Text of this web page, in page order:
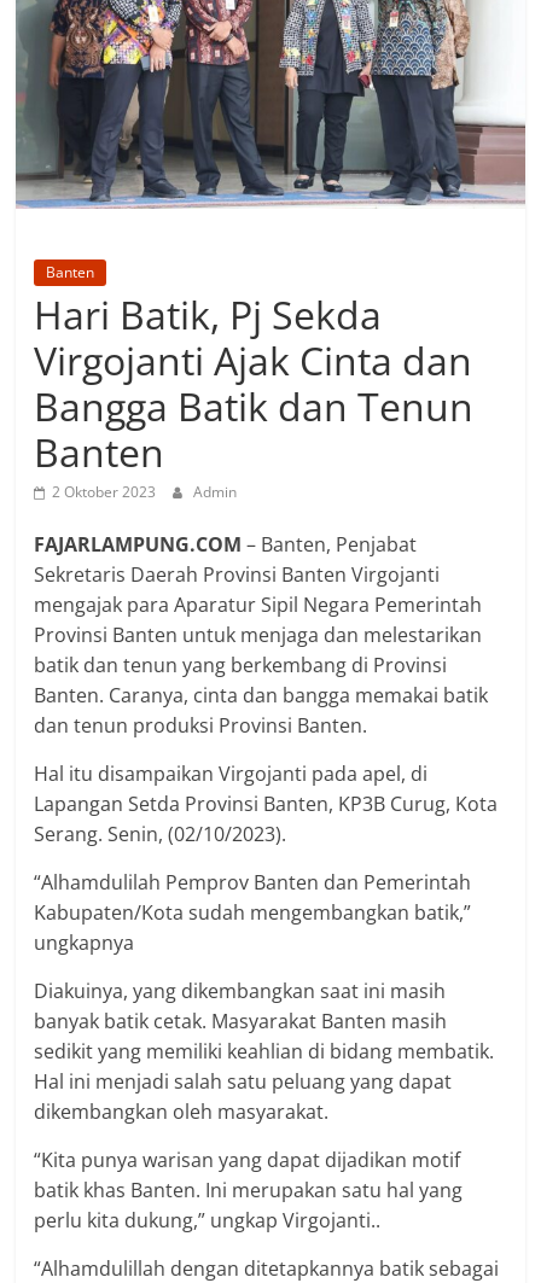
Banten
Hari Batik, Pj Sekda
Virgojanti Ajak Cinta dan
Bangga Batik dan Tenun
Banten
2 Oktober 2023 Admin
FAJARLAMPUNG.COM – Banten, Penjabat
Sekretaris Daerah Provinsi Banten Virgojanti
mengajak para Aparatur Sipil Negara Pemerintah
Provinsi Banten untuk menjaga dan melestarikan
batik dan tenun yang berkembang di Provinsi
Banten. Caranya, cinta dan bangga memakai batik
dan tenun produksi Provinsi Banten.
Hal itu disampaikan Virgojanti pada apel, di
Lapangan Setda Provinsi Banten, KP3B Curug, Kota
Serang. Senin, (02/10/2023).
“Alhamdulilah Pemprov Banten dan Pemerintah
Kabupaten/Kota sudah mengembangkan batik,”
ungkapnya
Diakuinya, yang dikembangkan saat ini masih
banyak batik cetak. Masyarakat Banten masih
sedikit yang memiliki keahlian di bidang membatik.
Hal ini menjadi salah satu peluang yang dapat
dikembangkan oleh masyarakat.
“Kita punya warisan yang dapat dijadikan motif
batik khas Banten. Ini merupakan satu hal yang
perlu kita dukung,” ungkap Virgojanti..
“Alhamdulillah dengan ditetapkannya batik sebagai